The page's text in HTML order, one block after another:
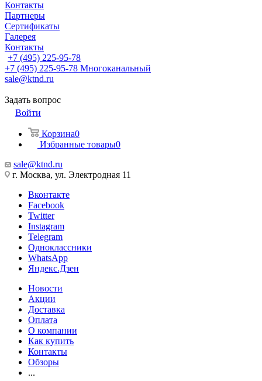
Контакты
Партнеры
Сертификаты
Галерея
Контакты
+7 (495) 225-95-78
+7 (495) 225-95-78 Многоканальный
sale@ktnd.ru
Задать вопрос
Войти
Корзина0
Избранные товары0
sale@ktnd.ru
г. Москва, ул. Электродная 11
Вконтакте
Facebook
Twitter
Instagram
Telegram
Одноклассники
WhatsApp
Яндекс.Дзен
Новости
Акции
Доставка
Оплата
О компании
Как купить
Контакты
Обзоры
...